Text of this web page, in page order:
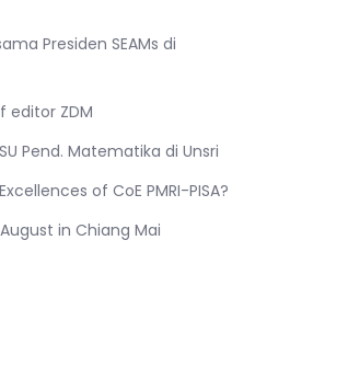
Presiden SEAMs di
editor ZDM
Pend. Matematika di Unsri
of CoE PMRI-PISA?
in Chiang Mai